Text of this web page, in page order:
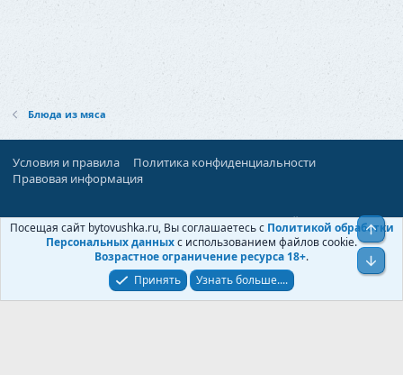
Блюда из мяса
Условия и правила
Политика конфиденциальности
Правовая информация
При поддержке:«Территория Дискуссий»
© Бытовушка, 2025-2026
Посещая сайт bytovushka.ru, Вы соглашаетесь с Политикой обработки
Персональных данныхс использованием файлов cookie.
Возрастное ограничение ресурса 18+.
Принять
Узнать больше....
Верх